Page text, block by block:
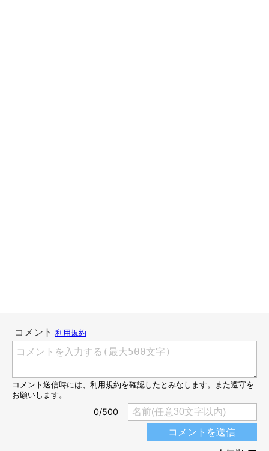
我が家には３匹いるので、四方八方からくるスリスリを避けなが
ています。